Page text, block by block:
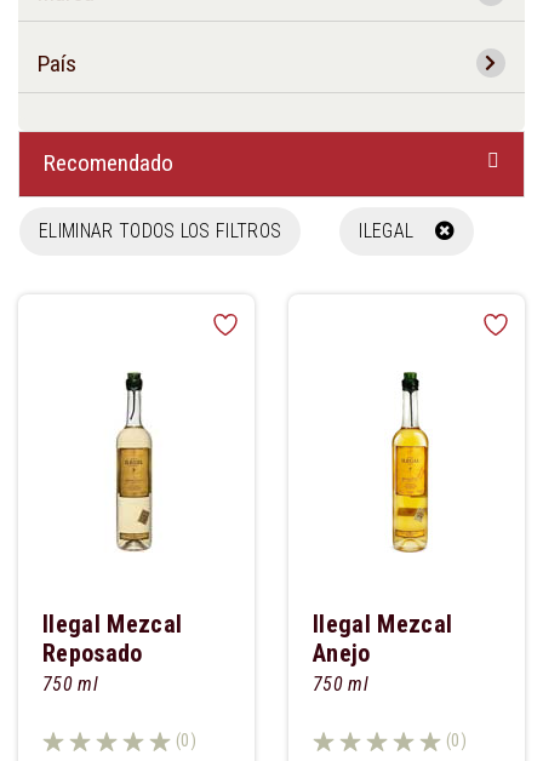
País
Recomendado
ELIMINAR TODOS LOS FILTROS ILEGAL
Ilegal Mezcal
Reposado
750 ml
(0)
Ilegal Mezcal
Anejo
750 ml
(0)